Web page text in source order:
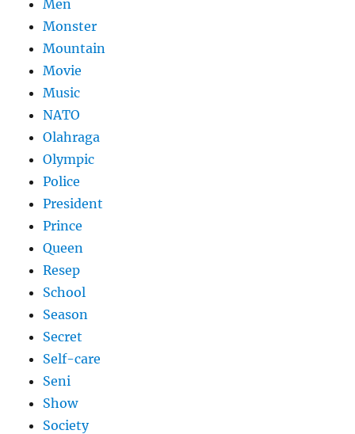
Men
Monster
Mountain
Movie
Music
NATO
Olahraga
Olympic
Police
President
Prince
Queen
Resep
School
Season
Secret
Self-care
Seni
Show
Society